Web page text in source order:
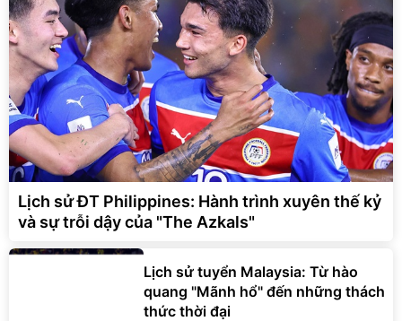
Lịch sử ĐT Philippines: Hành trình xuyên thế kỷ
và sự trỗi dậy của "The Azkals"
Lịch sử tuyển Malaysia: Từ hào
quang "Mãnh hổ" đến những thách
thức thời đại